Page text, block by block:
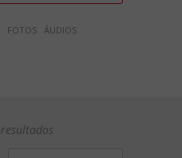
FOTOS ÁUDIOS